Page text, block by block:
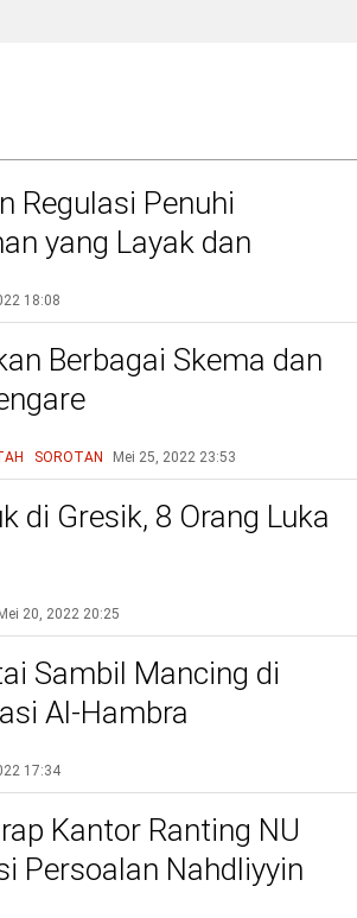
Regulasi Penuhi
yang Layak dan
18:08
Berbagai Skema dan
SOROTAN Mei 25, 2022 23:53
di Gresik, 8 Orang Luka
Mei 20, 2022 20:25
Sambil Mancing di
Al-Hambra
17:34
Kantor Ranting NU
Persoalan Nahdliyyin